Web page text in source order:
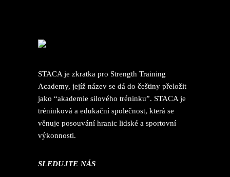
STACA je zkratka pro Strength Training
Academy, jejíž název se dá do češtiny přeložit
jako “akademie silového tréninku”. STACA je
tréninková a edukační společnost, která se
věnuje posouvání hranic lidské a sportovní
výkonnosti.
SLEDUJTE NÁS